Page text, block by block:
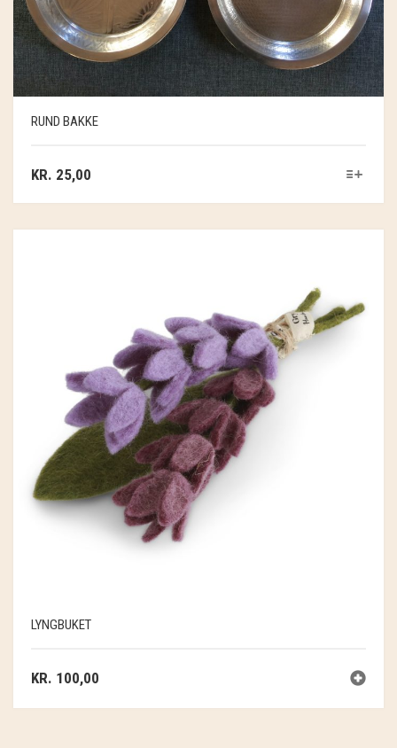
RUND BAKKE
KR. 25,00
LYNGBUKET
KR. 100,00